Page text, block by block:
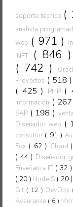
soporte técnico (
analista
web ( 971 )
.NET ( 846
( 742 )
Proyectos ( 518 )
( 425 ) PHP (
Información (
SAP ( 198 )
Diseñador web (
consultor ( 91 )
Fox ( 62 ) Cloud
( 44 ) Diseñador
Enseñanza IT ( 32 )
( 20 ) NodeJS ( 20
Git ( 12 ) DevOps
Assurance ( 6 )